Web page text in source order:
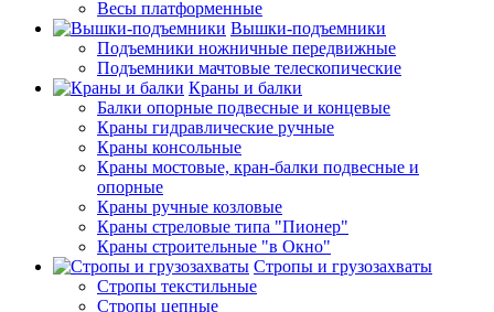
Весы платформенные
Вышки-подъемники
Подъемники ножничные передвижные
Подъемники мачтовые телескопические
Краны и балки
Балки опорные подвесные и концевые
Краны гидравлические ручные
Краны консольные
Краны мостовые, кран-балки подвесные и
опорные
Краны ручные козловые
Краны стреловые типа "Пионер"
Краны строительные "в Окно"
Стропы и грузозахваты
Стропы текстильные
Стропы цепные